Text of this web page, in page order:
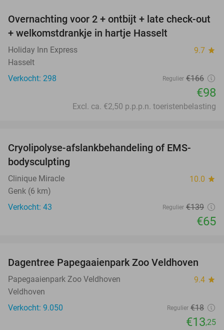
41%
Overnachting voor 2 + ontbijt + late check-out
+ welkomstdrankje in hartje Hasselt
Holiday Inn Express 9.7 star
Hasselt
Verkocht: 298
Regulier €166
€98
Excl. ca. €2,50 p.p.p.n. toeristenbelasting
Cryolipolyse-afslankbehandeling of EMS-
bodysculpting
Clinique Miracle 10.0 star
Genk (6 km)
Verkocht: 43
Regulier €139
€65
26%
Dagentree Papegaaienpark Zoo Veldhoven
Papegaaienpark Zoo Veldhoven 9.4 star
Veldhoven
Verkocht: 9.050
Regulier €18
€13,25